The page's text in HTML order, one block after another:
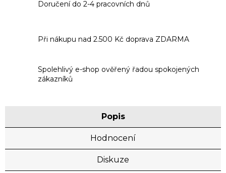
Doručení do 2-4 pracovních dnů
Při nákupu nad 2.500 Kč doprava ZDARMA
Spolehlivý e-shop ověřený řadou spokojených
zákazníků
Popis
Hodnocení
Diskuze